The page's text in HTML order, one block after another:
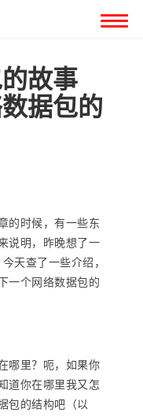
故事
据包的
的时候，有一些东
说明，昨晚想了一
天查了一些介绍，
一个网络数据包的
哪里？呃，如果你
道你在哪里我又怎
包的结构吧（以